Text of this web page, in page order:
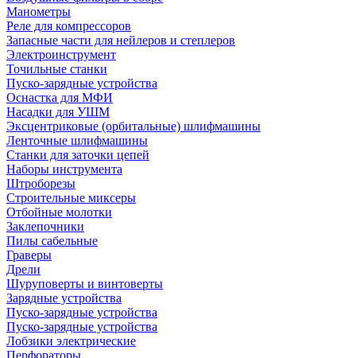
Манометры
Реле для компрессоров
Запасные части для нейлеров и степлеров
Электроинструмент
Точильные станки
Пуско-зарядные устройства
Оснастка для МФИ
Насадки для УШМ
Эксцентриковые (орбитальные) шлифмашины
Ленточные шлифмашины
Станки для заточки цепей
Наборы инструмента
Штроборезы
Строительные миксеры
Отбойные молотки
Заклепочники
Пилы сабельные
Граверы
Дрели
Шуруповерты и винтоверты
Зарядные устройства
Пуско-зарядные устройства
Пуско-зарядные устройства
Лобзики электрические
Перфораторы